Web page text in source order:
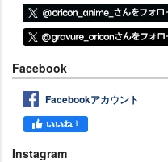
Facebook
Facebookアカウント
Instagram